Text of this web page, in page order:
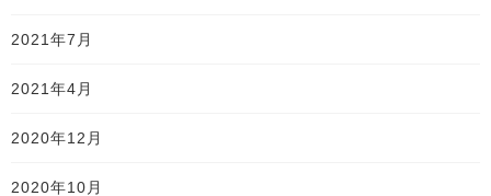
2021年7月
2021年4月
2020年12月
2020年10月